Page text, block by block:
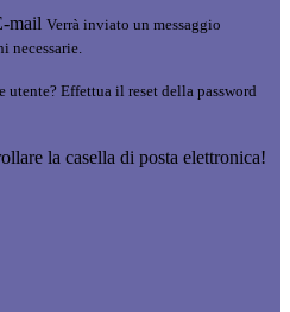
mail Verrà inviato un messaggio
necessarie.
utente? Effettua il reset della password
la casella di posta elettronica!